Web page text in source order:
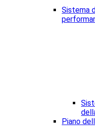
Sistema
Piano